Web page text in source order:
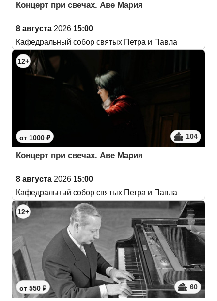
Концерт при свечах. Аве Мария
8 августа 2026 15:00
Кафедральный собор святых Петра и Павла
12+
от 1000 ₽ 104
Концерт при свечах. Аве Мария
8 августа 2026 15:00
Кафедральный собор святых Петра и Павла
12+
от 550 ₽ 60